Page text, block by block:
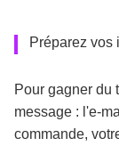
Préparez vos
Pour gagner du
message : l'e-
commande,